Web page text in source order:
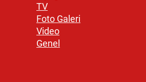
TV
Foto Galeri
Video
Genel